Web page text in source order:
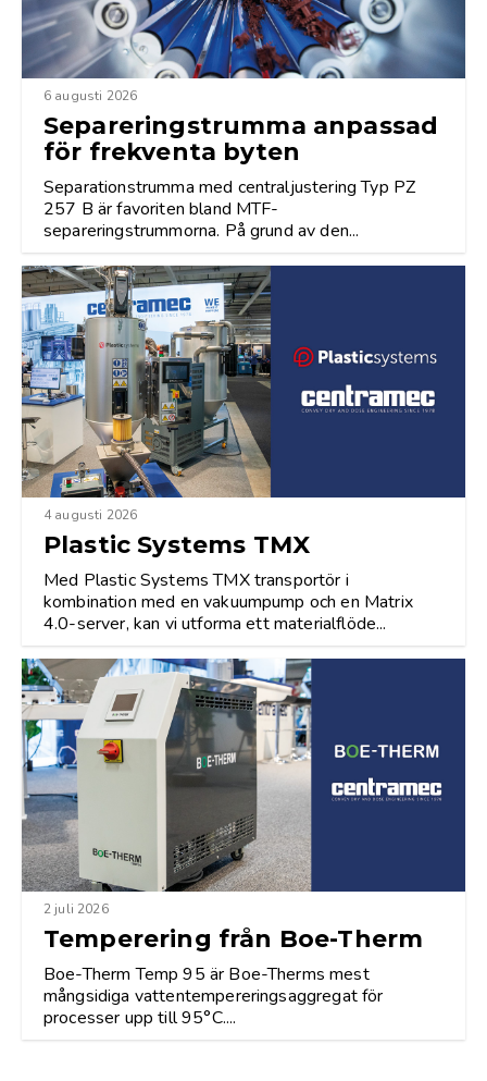
6 augusti 2026
Separeringstrumma anpassad
för frekventa byten
Separationstrumma med centraljustering Typ PZ
257 B är favoriten bland MTF-
separeringstrummorna. På grund av den...
4 augusti 2026
Plastic Systems TMX
Med Plastic Systems TMX transportör i
kombination med en vakuumpump och en Matrix
4.0-server, kan vi utforma ett materialflöde...
2 juli 2026
Temperering från Boe-Therm
Boe-Therm Temp 95 är Boe-Therms mest
mångsidiga vattentempereringsaggregat för
processer upp till 95°C....